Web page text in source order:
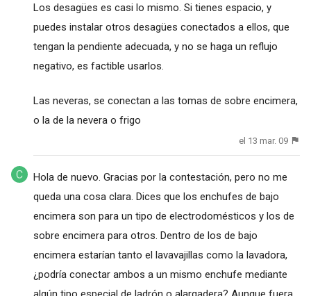
Los desagües es casi lo mismo. Si tienes espacio, y
puedes instalar otros desagües conectados a ellos, que
tengan la pendiente adecuada, y no se haga un reflujo
negativo, es factible usarlos.
Las neveras, se conectan a las tomas de sobre encimera,
o la de la nevera o frigo
el 13 mar. 09
Hola de nuevo. Gracias por la contestación, pero no me
queda una cosa clara. Dices que los enchufes de bajo
encimera son para un tipo de electrodomésticos y los de
sobre encimera para otros. Dentro de los de bajo
encimera estarían tanto el lavavajillas como la lavadora,
¿podría conectar ambos a un mismo enchufe mediante